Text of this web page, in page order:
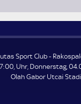
Sport Club -
Uhr, Donnerstag,
Olah Gabor Utcai